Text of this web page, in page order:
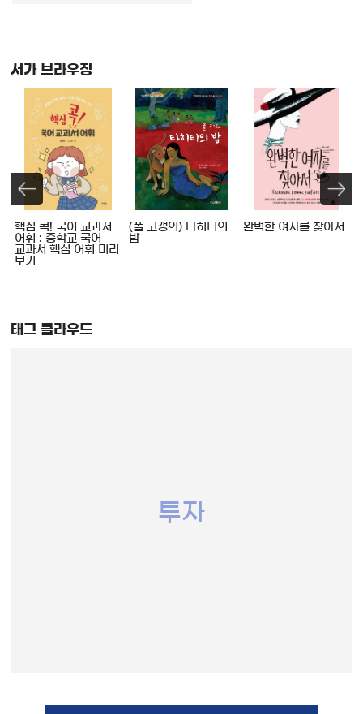
서가 브라우징
핵심 콕! 국어 교과서
어휘 : 중학교 국어
교과서 핵심 어휘 미리
보기
(폴 고갱의) 타히티의
밤
완벽한 여자를 찾아서
태그 클라우드
투자